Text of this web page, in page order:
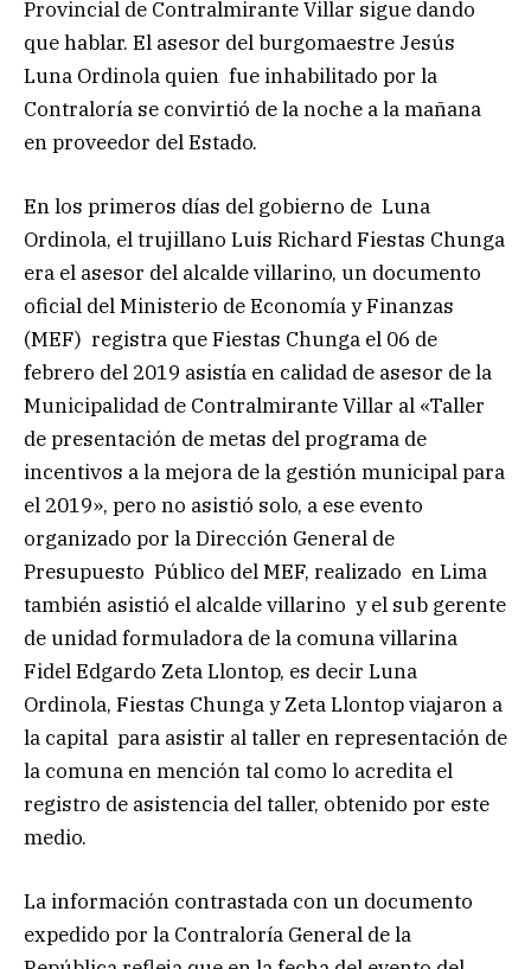
Provincial de Contralmirante Villar sigue dando
que hablar. El asesor del burgomaestre Jesús
Luna Ordinola quien fue inhabilitado por la
Contraloría se convirtió de la noche a la mañana
en proveedor del Estado.
En los primeros días del gobierno de Luna
Ordinola, el trujillano Luis Richard Fiestas Chunga
era el asesor del alcalde villarino, un documento
oficial del Ministerio de Economía y Finanzas
(MEF) registra que Fiestas Chunga el 06 de
febrero del 2019 asistía en calidad de asesor de la
Municipalidad de Contralmirante Villar al «Taller
de presentación de metas del programa de
incentivos a la mejora de la gestión municipal para
el 2019», pero no asistió solo, a ese evento
organizado por la Dirección General de
Presupuesto Público del MEF, realizado en Lima
también asistió el alcalde villarino y el sub gerente
de unidad formuladora de la comuna villarina
Fidel Edgardo Zeta Llontop, es decir Luna
Ordinola, Fiestas Chunga y Zeta Llontop viajaron a
la capital para asistir al taller en representación de
la comuna en mención tal como lo acredita el
registro de asistencia del taller, obtenido por este
medio.
La información contrastada con un documento
expedido por la Contraloría General de la